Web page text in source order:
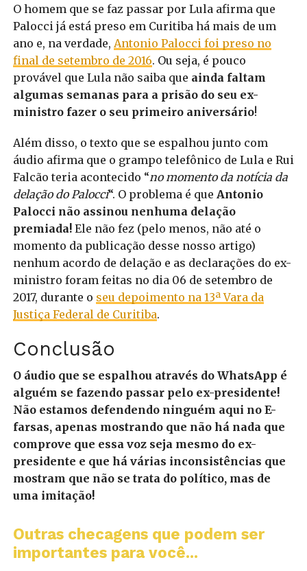
O homem que se faz passar por Lula afirma que
Palocci já está preso em Curitiba há mais de um
ano e, na verdade, Antonio Palocci foi preso no
final de setembro de 2016. Ou seja, é pouco
provável que Lula não saiba que ainda faltam
algumas semanas para a prisão do seu ex-
ministro fazer o seu primeiro aniversário!
Além disso, o texto que se espalhou junto com
áudio afirma que o grampo telefônico de Lula e Rui
Falcão teria acontecido “no momento da notícia da
delação do Palocci“. O problema é que Antonio
Palocci não assinou nenhuma delação
premiada!Ele não fez (pelo menos, não até o
momento da publicação desse nosso artigo)
nenhum acordo de delação e as declarações do ex-
ministro foram feitas no dia 06 de setembro de
2017, durante o seu depoimento na 13ª Vara da
Justiça Federal de Curitiba.
Conclusão
O áudio que se espalhou através do WhatsApp é
alguém se fazendo passar pelo ex-presidente!
Não estamos defendendo ninguém aqui no E-
farsas, apenas mostrando que não há nada que
comprove que essa voz seja mesmo do ex-
presidente e que há várias inconsistências que
mostram que não se trata do político, mas de
uma imitação!
Outras checagens que podem ser
importantes para você...